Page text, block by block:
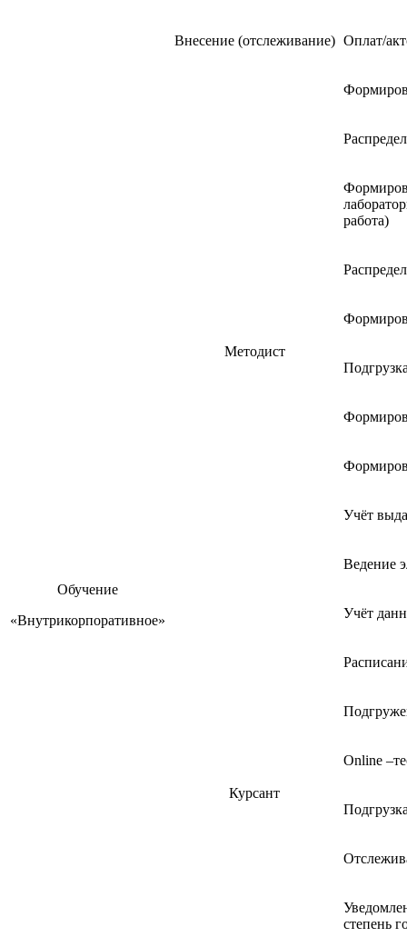
Обучение
«Внутрикорпоративное»
Внесение (отслеживание) Оплат/
Методист
работа)
Учёт
Ведение
Учёт
Курсант
Online
степень